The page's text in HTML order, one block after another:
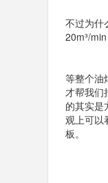
不过为什
20m³/
等整个油
才帮我
的其实是
观上可以
板。